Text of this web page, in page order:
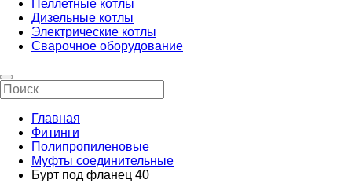
Пеллетные котлы
Дизельные котлы
Электрические котлы
Сварочное оборудование
Главная
Фитинги
Полипропиленовые
Муфты соединительные
Бурт под фланец 40